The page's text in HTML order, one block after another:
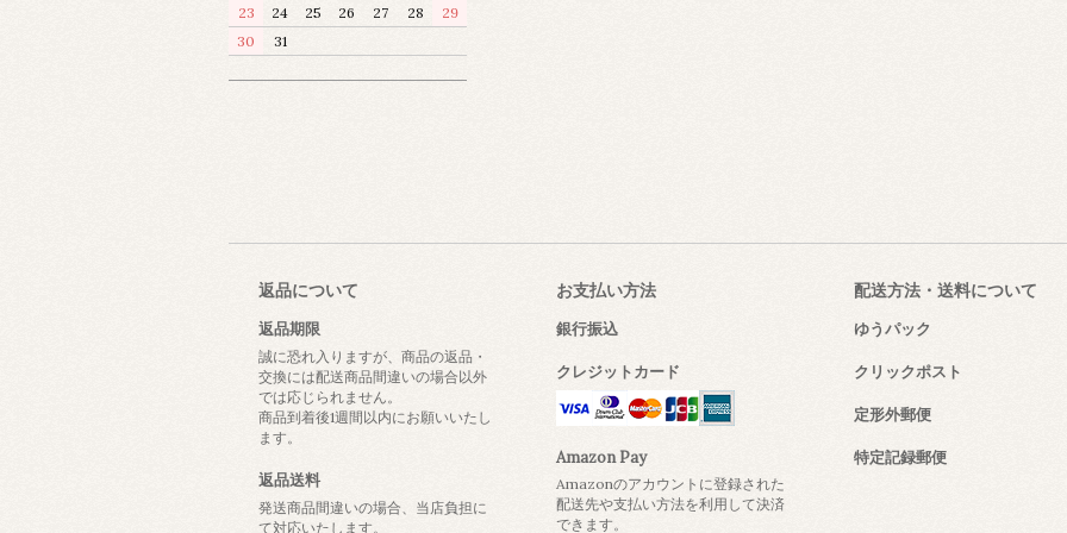
23 24 25 26 27 28
29
30
31
返品について
返品期限
誠に恐れ入りますが、商品の返品・
交換には配送商品間違いの場合以外
では応じられません。
商品到着後1週間以内にお願いいたし
ます。
返品送料
発送商品間違いの場合、当店負担に
て対応いたします。
お支払い方法
銀行振込
クレジットカード
Amazon Pay
Amazonのアカウントに登録された
配送先や支払い方法を利用して決済
できます。
配送方法・送料について
ゆうパック
クリックポスト
定形外郵便
特定記録郵便